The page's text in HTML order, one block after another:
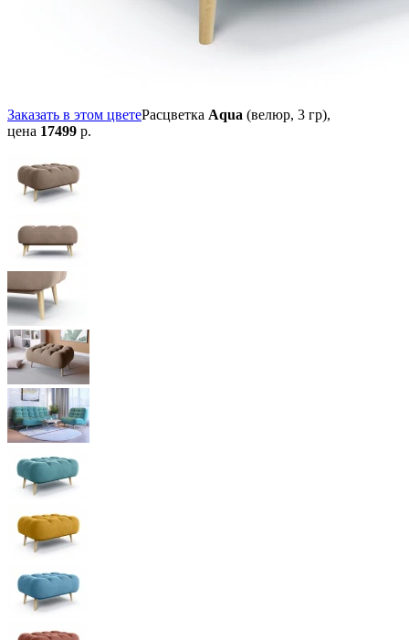
Заказать в этом цветеРасцветка Aqua (велюр, 3 гр),
цена 17499 р.